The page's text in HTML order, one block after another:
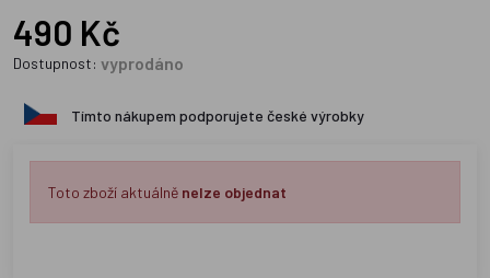
490 Kč
Dostupnost: vyprodáno
Tímto nákupem podporujete české výrobky
Toto zboží aktuálně nelze objednat